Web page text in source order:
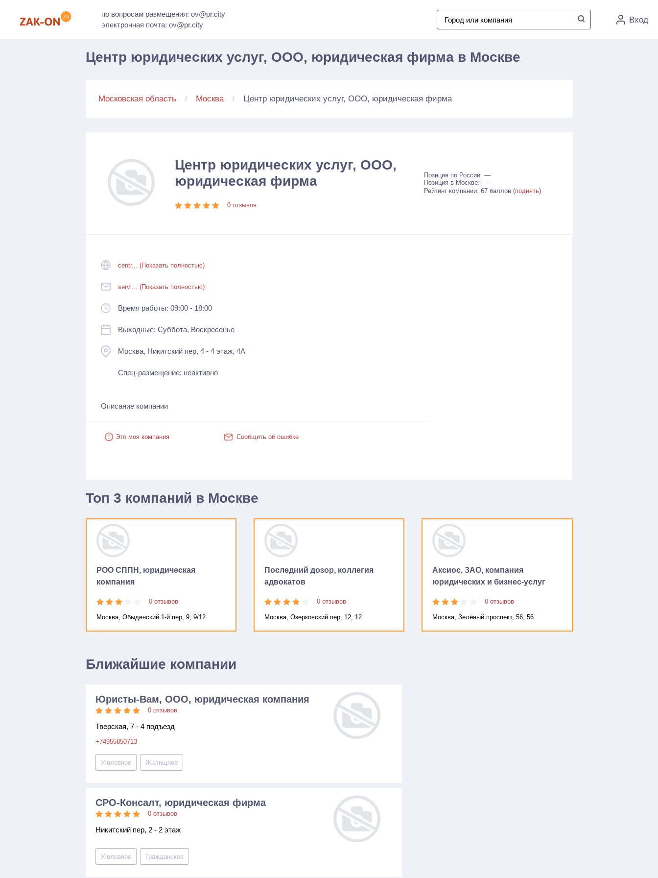
по вопросам размещения: ov@pr.city
электронная почта: ov@pr.city
Вход
Центр юридических услуг, ООО, юридическая фирма в Москве
Московская область Москва Центр юридических услуг, ООО, юридическая фирма
Центр юридических услуг, ООО,
юридическая фирма
0 отзывов
Позиция по России: —
Позиция в Москве: —
Рейтинг компании: 67 баллов (поднять)
centr... (Показать полностью)
servi... (Показать полностью)
Время работы: 09:00 - 18:00
Выходные: Суббота, Воскресенье
Москва, Никитский пер, 4 - 4 этаж, 4А
Спец-размещение: неактивно
Описание компании
Это моя компания Сообщить об ошибке
Топ 3 компаний в Москве
РОО СППН, юридическая
компания
0 отзывов
Москва, Обыденский 1-й пер, 9, 9/12
Последний дозор, коллегия
адвокатов
0 отзывов
Москва, Озерковский пер, 12, 12
Аксиос, ЗАО, компания
юридических и бизнес-услуг
0 отзывов
Москва, Зелёный проспект, 56, 56
Ближайшие компании
Юристы-Вам, ООО, юридическая компания
0 отзывов
Тверская, 7 - 4 подъезд
+74955850713
Уголовное Жилищное
СРО-Консалт, юридическая фирма
0 отзывов
Никитский пер, 2 - 2 этаж
Уголовное Гражданское